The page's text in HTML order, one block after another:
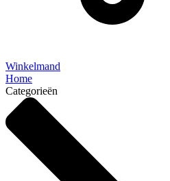
Winkelmand
Home
Categorieën